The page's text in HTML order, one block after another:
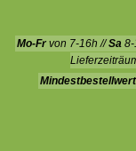
Inhalt
springen
Mo-Frvon 7-16h //Sa